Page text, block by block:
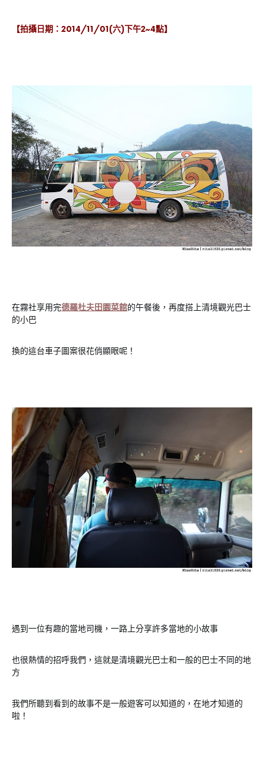
【拍攝日期：2014/11/01(六)下午2~4點】
在霧社享用完德羅杜夫田園菜館的午餐後，再度搭上清境觀光巴士
的小巴
換的這台車子圖案很花俏顯眼呢！
遇到一位有趣的當地司機，一路上分享許多當地的小故事
也很熱情的招呼我們，這就是清境觀光巴士和一般的巴士不同的地
方
我們所聽到看到的故事不是一般遊客可以知道的，在地才知道的
啦！